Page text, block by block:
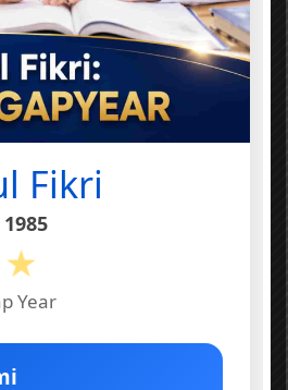
Fikri
Year